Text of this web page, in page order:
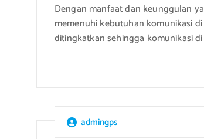
Dengan manfaat dan keunggulan
memenuhi kebutuhan komunikasi
ditingkatkan sehingga komunikasi
admingps